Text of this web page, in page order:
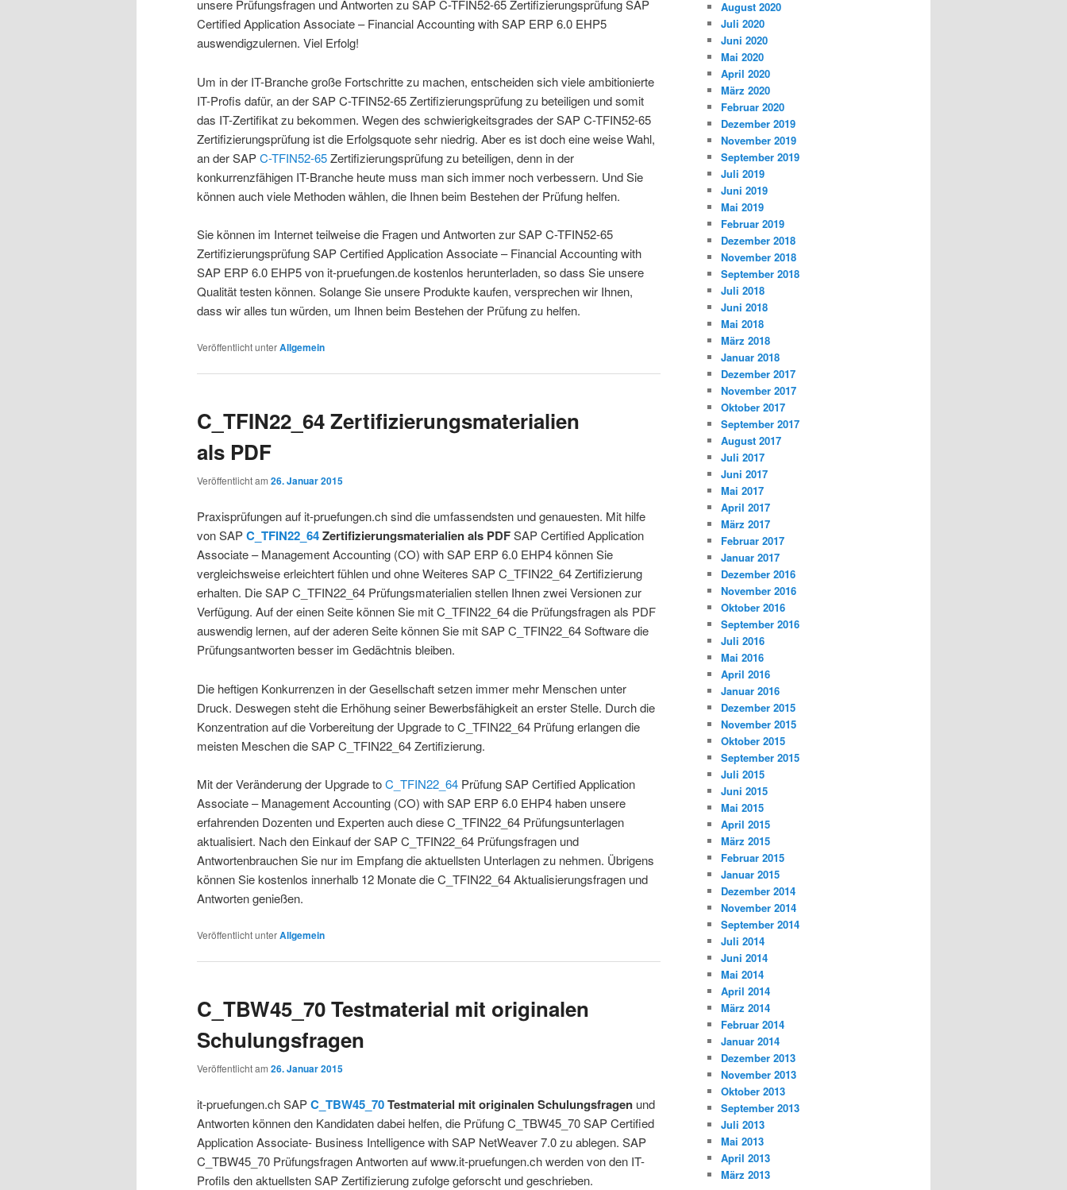
unsere Prüfungsfragen und Antworten zu SAP C-TFIN52-65 Zertifizierungsprüfung SAP
Certified Application Associate – Financial Accounting with SAP ERP 6.0 EHP5
auswendigzulernen. Viel Erfolg!
Um in der IT-Branche große Fortschritte zu machen, entscheiden sich viele ambitionierte
IT-Profis dafür, an der SAP C-TFIN52-65 Zertifizierungsprüfung zu beteiligen und somit
das IT-Zertifikat zu bekommen. Wegen des schwierigkeitsgrades der SAP C-TFIN52-65
Zertifizierungsprüfung ist die Erfolgsquote sehr niedrig. Aber es ist doch eine weise Wahl,
an der SAPC-TFIN52-65Zertifizierungsprüfung zu beteiligen, denn in der
konkurrenzfähigen IT-Branche heute muss man sich immer noch verbessern. Und Sie
können auch viele Methoden wählen, die Ihnen beim Bestehen der Prüfung helfen.
Sie können im Internet teilweise die Fragen und Antworten zur SAP C-TFIN52-65
Zertifizierungsprüfung SAP Certified Application Associate – Financial Accounting with
SAP ERP 6.0 EHP5 von it-pruefungen.de kostenlos herunterladen, so dass Sie unsere
Qualität testen können. Solange Sie unsere Produkte kaufen, versprechen wir Ihnen,
dass wir alles tun würden, um Ihnen beim Bestehen der Prüfung zu helfen.
Veröffentlicht unterAllgemein
C_TFIN22_64 Zertifizierungsmaterialien
als PDF
Veröffentlicht am 26. Januar 2015
Praxisprüfungen auf it-pruefungen.ch sind die umfassendsten und genauesten. Mit hilfe
von SAPC_TFIN22_64Zertifizierungsmaterialien als PDFSAP Certified Application
Associate – Management Accounting (CO) with SAP ERP 6.0 EHP4 können Sie
vergleichsweise erleichtert fühlen und ohne Weiteres SAP C_TFIN22_64 Zertifizierung
erhalten. Die SAP C_TFIN22_64 Prüfungsmaterialien stellen Ihnen zwei Versionen zur
Verfügung. Auf der einen Seite können Sie mit C_TFIN22_64 die Prüfungsfragen als PDF
auswendig lernen, auf der aderen Seite können Sie mit SAP C_TFIN22_64 Software die
Prüfungsantworten besser im Gedächtnis bleiben.
Die heftigen Konkurrenzen in der Gesellschaft setzen immer mehr Menschen unter
Druck. Deswegen steht die Erhöhung seiner Bewerbsfähigkeit an erster Stelle. Durch die
Konzentration auf die Vorbereitung der Upgrade to C_TFIN22_64 Prüfung erlangen die
meisten Meschen die SAP C_TFIN22_64 Zertifizierung.
Mit der Veränderung der Upgrade toC_TFIN22_64 Prüfung SAP Certified Application
Associate – Management Accounting (CO) with SAP ERP 6.0 EHP4 haben unsere
erfahrenden Dozenten und Experten auch diese C_TFIN22_64 Prüfungsunterlagen
aktualisiert. Nach den Einkauf der SAP C_TFIN22_64 Prüfungsfragen und
Antwortenbrauchen Sie nur im Empfang die aktuellsten Unterlagen zu nehmen. Übrigens
können Sie kostenlos innerhalb 12 Monate die C_TFIN22_64 Aktualisierungsfragen und
Antworten genießen.
Veröffentlicht unterAllgemein
C_TBW45_70 Testmaterial mit originalen
Schulungsfragen
Veröffentlicht am 26. Januar 2015
it-pruefungen.ch SAPC_TBW45_70Testmaterial mit originalen Schulungsfragen und
Antworten können den Kandidaten dabei helfen, die Prüfung C_TBW45_70 SAP Certified
Application Associate- Business Intelligence with SAP NetWeaver 7.0 zu ablegen. SAP
C_TBW45_70 Prüfungsfragen Antworten auf www.it-pruefungen.ch werden von den IT-
Profils den aktuellsten SAP Zertifizierung zufolge geforscht und geschrieben.
August 2020
Juli 2020
Juni 2020
Mai 2020
April 2020
März 2020
Februar 2020
Dezember 2019
November 2019
September 2019
Juli 2019
Juni 2019
Mai 2019
Februar 2019
Dezember 2018
November 2018
September 2018
Juli 2018
Juni 2018
Mai 2018
März 2018
Januar 2018
Dezember 2017
November 2017
Oktober 2017
September 2017
August 2017
Juli 2017
Juni 2017
Mai 2017
April 2017
März 2017
Februar 2017
Januar 2017
Dezember 2016
November 2016
Oktober 2016
September 2016
Juli 2016
Mai 2016
April 2016
Januar 2016
Dezember 2015
November 2015
Oktober 2015
September 2015
Juli 2015
Juni 2015
Mai 2015
April 2015
März 2015
Februar 2015
Januar 2015
Dezember 2014
November 2014
September 2014
Juli 2014
Juni 2014
Mai 2014
April 2014
März 2014
Februar 2014
Januar 2014
Dezember 2013
November 2013
Oktober 2013
September 2013
Juli 2013
Mai 2013
April 2013
März 2013